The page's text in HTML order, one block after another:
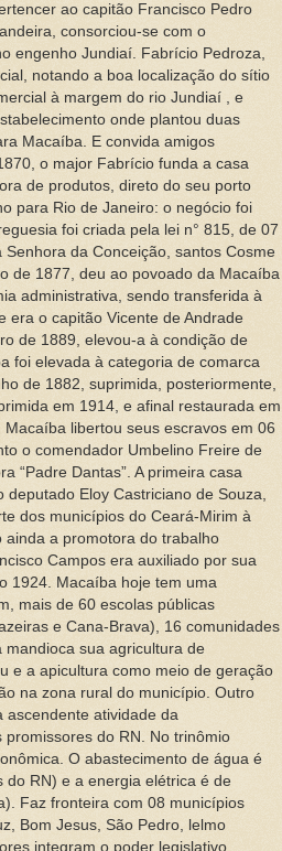
ao capitão Francisco Pedro
consorciou-se com o
engenho Jundiaí. Fabrício Pedroza,
notando a boa localização do sítio
à margem do rio Jundiaí , e
onde plantou duas
Macaíba. E convida amigos
o major Fabrício funda a casa
de produtos, direto do seu porto
para Rio de Janeiro: o negócio foi
foi criada pela lei n° 815, de 07
da Conceição, santos Cosme
de 1877, deu ao povoado da Macaíba
administrativa, sendo transferida à
era o capitão Vicente de Andrade
de 1889, elevou-a à condição de
foi elevada à categoria de comarca
de 1882, suprimida, posteriormente,
em 1914, e afinal restaurada em
libertou seus escravos em 06
o comendador Umbelino Freire de
“Padre Dantas”. A primeira casa
Eloy Castriciano de Souza,
dos municípios do Ceará-Mirim à
ainda a promotora do trabalho
Campos era auxiliado por sua
1924. Macaíba hoje tem uma
mais de 60 escolas públicas
e Cana-Brava), 16 comunidades
mandioca sua agricultura de
e a apicultura como meio de geração
na zona rural do município. Outro
ascendente atividade da
do RN. No trinômio
O abastecimento de água é
do RN) e a energia elétrica é de
Faz fronteira com 08 municípios
Bom Jesus, São Pedro, lelmo
integram o poder legislativo